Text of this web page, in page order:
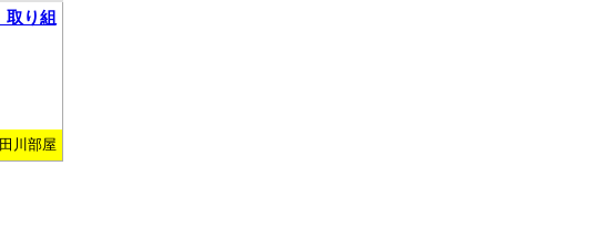
取り組
川部屋